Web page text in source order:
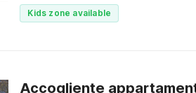
Kids zone available
Accogliente